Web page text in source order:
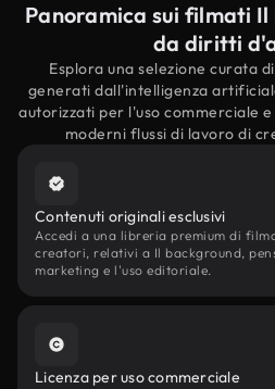
Panoramica sui filmati
da diritti
Esplora una selezione curata
generati dall'intelligenza
autorizzati per l'uso commerciale
moderni flussi di lavoro di
Contenuti originali esclusivi
Accedi a una libreria premium di
creatori, relativi a Il background,
marketing e l'uso editoriale.
Licenza per uso commerciale